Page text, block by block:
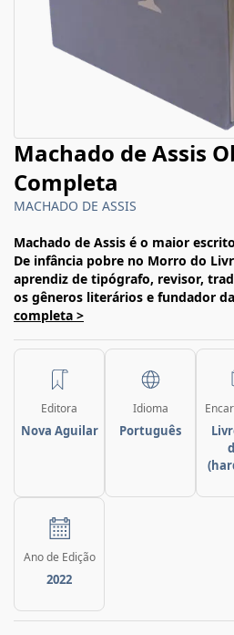
Machado de Assis
Completa
MACHADO DE ASSIS
Machado de Assis é o maior
De infância pobre no Morro do
aprendiz de tipógrafo, revisor,
os gêneros literários e fundador
completa >
Editora
Nova Aguilar
Idioma
Português
Ano de Edição
2022